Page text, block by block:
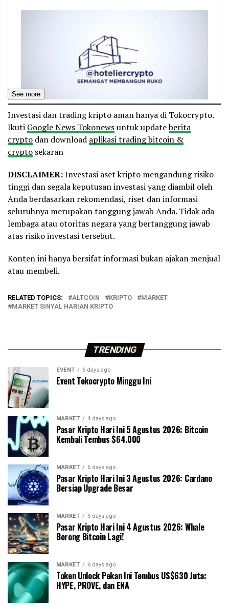
See more
Investasi dan trading kripto aman hanya di Tokocrypto.
Ikuti Google News Tokonewsuntuk updateberita
crypto dan download aplikasi trading bitcoin &
crypto sekaran
DISCLAIMER:Investasi aset kripto mengandung risiko
tinggi dan segala keputusan investasi yang diambil oleh
Anda berdasarkan rekomendasi, riset dan informasi
seluruhnya merupakan tanggung jawab Anda. Tidak ada
lembaga atau otoritas negara yang bertanggung jawab
atas risiko investasi tersebut.
Konten ini hanya bersifat informasi bukan ajakan menjual
atau membeli.
RELATED TOPICS: ALTCOIN KRIPTO
MARKET
MARKET SINYAL HARIAN KRIPTO
TRENDING
EVENT 6 days ago
Event Tokocrypto Minggu Ini
MARKET 4 days ago
Pasar Kripto Hari Ini 5 Agustus 2026: Bitcoin
Kembali Tembus $64.000
MARKET 6 days ago
Pasar Kripto Hari Ini 3 Agustus 2026: Cardano
Bersiap Upgrade Besar
MARKET 5 days ago
Pasar Kripto Hari Ini 4 Agustus 2026: Whale
Borong Bitcoin Lagi!
MARKET 6 days ago
Token Unlock Pekan Ini Tembus US$630 Juta:
HYPE, PROVE, dan ENA